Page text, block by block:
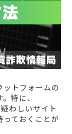
トフォームの
特に、
わしいサイト
ておくことが